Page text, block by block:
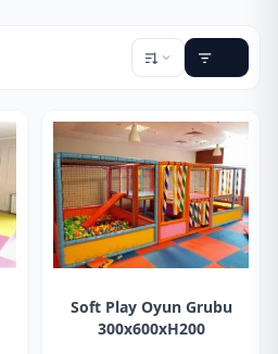
Soft Play Oyun Grubu
300x600xH200